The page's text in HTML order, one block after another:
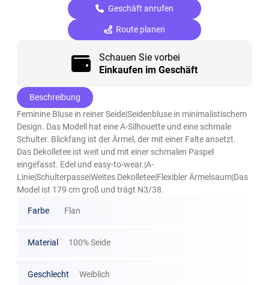
Geschäft anrufen
Route planen
Schauen Sie vorbei
Einkaufen im Geschäft
Beschreibung
Feminine Bluse in reiner Seide|Seidenbluse in minimalistischem
Design. Das Modell hat eine A-Silhouette und eine schmale
Schulter. Blickfang ist der Ärmel, der mit einer Falte ansetzt.
Das Dekolletee ist weit und mit einer schmalen Paspel
eingefasst. Edel und easy-to-wear.|A-
Linie|Schulterpasse|Weites Dekolletee|Flexibler Ärmelsaum|Das
Model ist 179 cm groß und trägt N3/38.
Farbe Flan
Material 100% Seide
Geschlecht Weiblich